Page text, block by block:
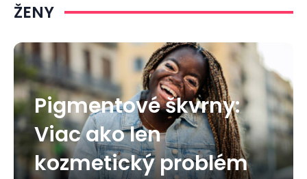
ŽENY
Pigmentové škvrny:
Viac ako len
kozmetický problém